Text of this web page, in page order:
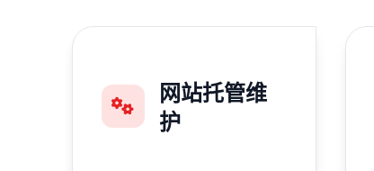
网站托管维
护